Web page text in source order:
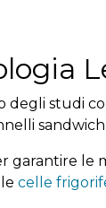
degli studi
sandwich
garantire
celle